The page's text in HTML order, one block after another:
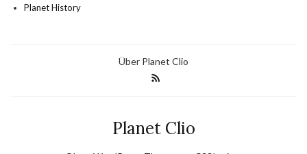
Planet History
Über Planet Clio
Planet Clio